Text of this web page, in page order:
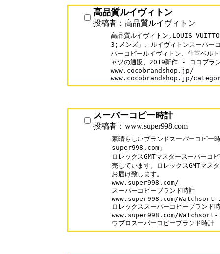
高品質ルイヴィトン
投稿者：高品質ルイヴィトン
高品質ルイヴィトン,LOUIS
3;メンズ」、ルイヴィトンスーパー
パーコピールイヴィトン、牛革ベル
ャツの通販、2019新作 - ココブラ
www.cocobrandshop.jp/
www.cocobrandshop.jp/
スーパーコピー時計
投稿者：www.super998.com
素晴らしいブランドスーパーコピー
super998.com」
ロレックスGMTマスタースーパーコ
売しています。ロレックスGMTマス
お届け致します。
www.super998.com/
スーパーコピーブランド時計
www.super998.com/
ロレックススーパーコピーブランド
www.super998.com/
ウブロスーパーコピーブランド時計